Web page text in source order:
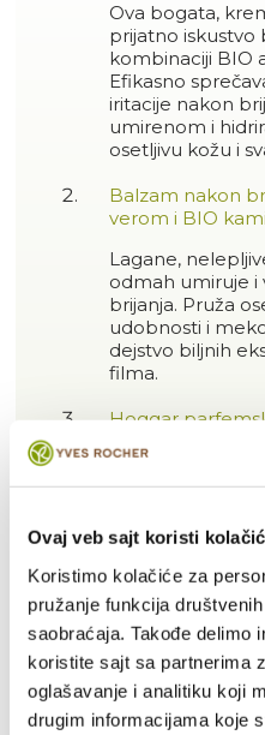
Ovaj veb sajt koristi
Koristimo kolačiće za
pružanje funkcija
saobraćaja. Takođe delimo
koristite sajt sa partnerima
oglašavanje i analitiku koji
drugim informacijama koje
Ova bogata,
prijatno iskustvo
kombinaciji BIO
Efikasno
iritacije nakon
umirenom i
osetljivu kožu i
Balzam nakon
verom i BIO
Lagane,
odmah umiruje i
brijanja. Pruža
udobnosti i
dejstvo biljnih
filma.
Hoggar
Otkrijte
Hoggarkroz gel
čisti telo i kosu.
dugotrajan miris,
svakodnevnu
početak dana.
Sastojci